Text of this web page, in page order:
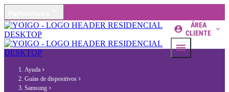
ÁREA
CLIENTE
Ayuda
Guías de dispositivos
Samsung